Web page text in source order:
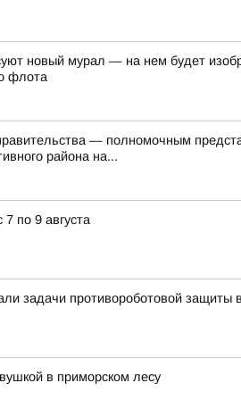
новый мурал — на нем будет
флота
— полномочным
района на...
по 9 августа
задачи противороботовой
в приморском лесу